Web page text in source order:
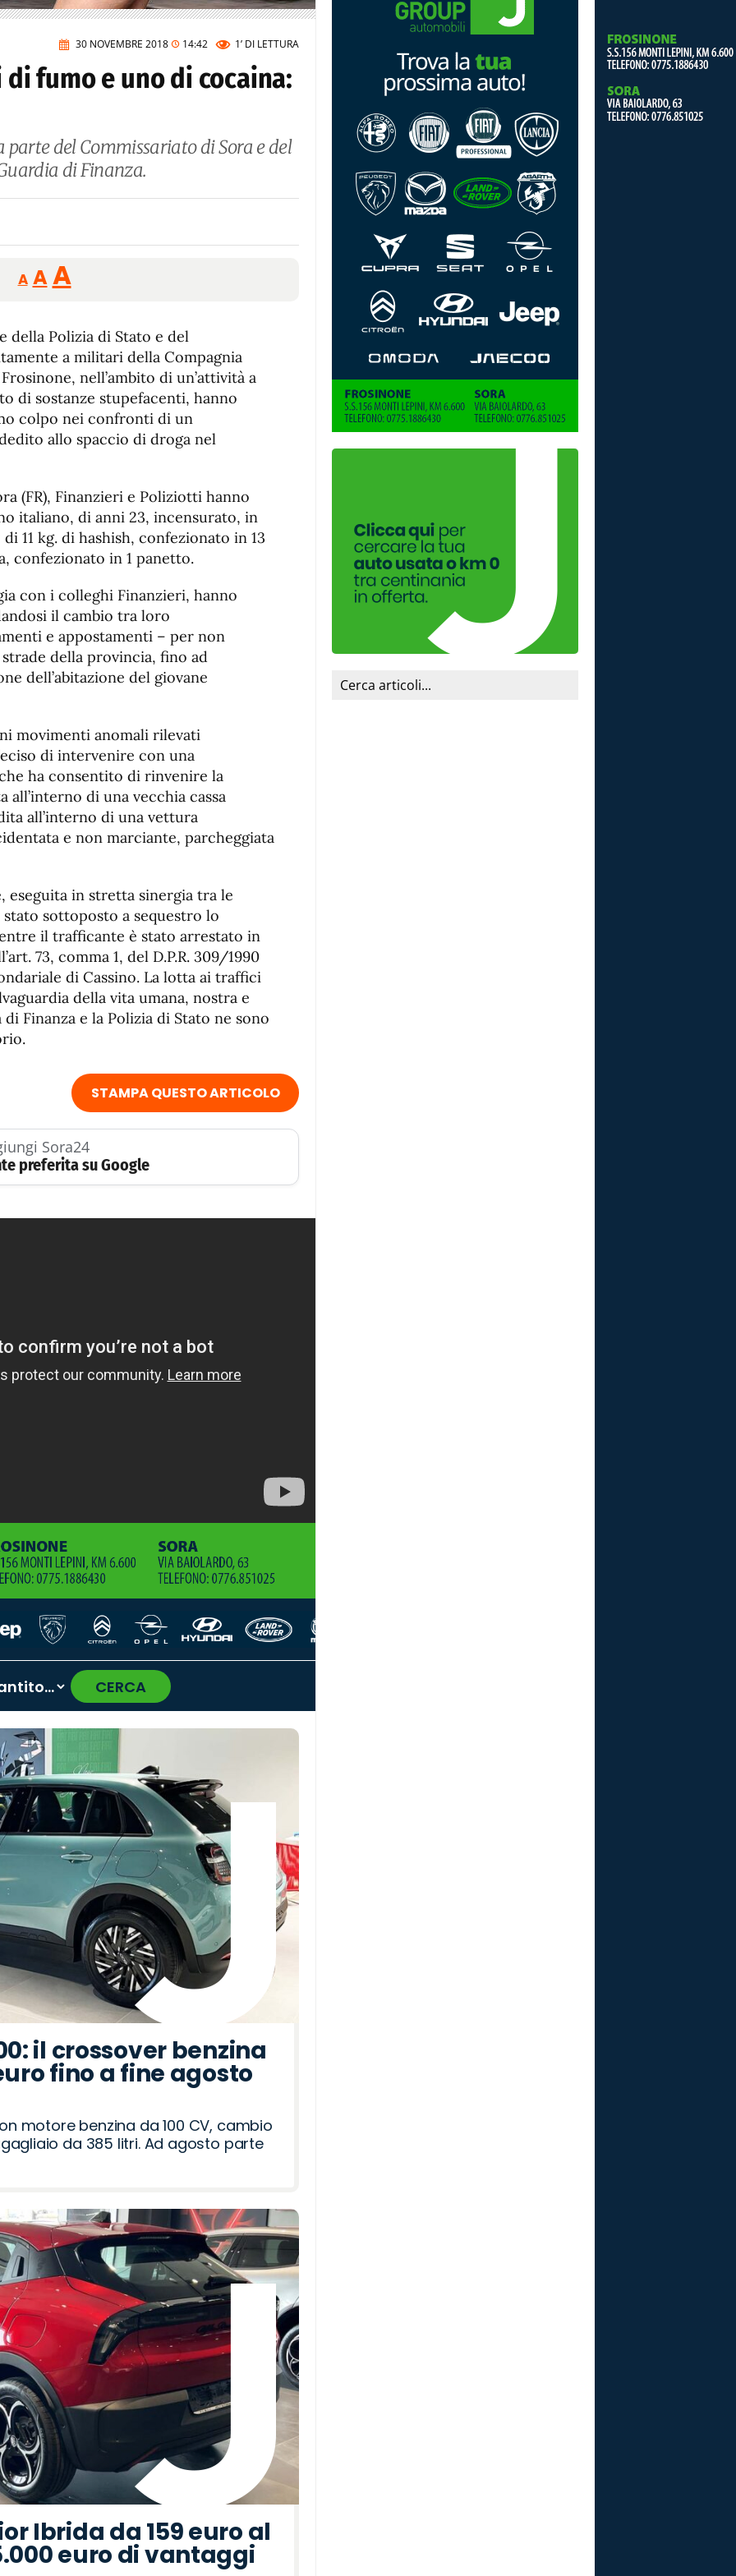
30 NOVEMBRE 2018 14:42 1’ DI LETTURA
di fumo e uno di cocaina:
del Commissariato di Sora e del
di Finanza.
A
Reducir
tamaño
A Restablecer
tamaño
de
fuente
AAumentar
de
fuente.
della Polizia di Stato e del
a militari della Compagnia
nell’ambito di un’attività a
di sostanze stupefacenti, hanno
colpo nei confronti di un
allo spaccio di droga nel
(FR), Finanzieri e Poliziotti hanno
italiano, di anni 23, incensurato, in
11 kg. di hashish, confezionato in 13
confezionato in 1 panetto.
con i colleghi Finanzieri, hanno
il cambio tra loro
e appostamenti – per non
della provincia, fino ad
dell’abitazione del giovane
movimenti anomali rilevati
di intervenire con una
ha consentito di rinvenire la
all’interno di una vecchia cassa
all’interno di una vettura
e non marciante, parcheggiata
eseguita in stretta sinergia tra le
sottoposto a sequestro lo
il trafficante è stato arrestato in
73, comma 1, del D.P.R. 309/1990
di Cassino. La lotta ai traffici
della vita umana, nostra e
Finanza e la Polizia di Stato ne sono
STAMPA QUESTO ARTICOLO
Sora24
preferita su Google
CERCA
›
il crossover benzina
fino a fine agosto
motore benzina da 100 CV, cambio
da 385 litri. Ad agosto parte
Ibrida da 159 euro al
euro di vantaggi